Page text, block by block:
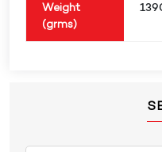
Weight
(grms)